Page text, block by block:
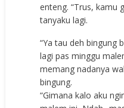
enteng. “Trus, kamu
tanyaku lagi.
“Ya tau deh bingung
lagi pas minggu
memang nadanya
bingung.
“Gimana kalo aku